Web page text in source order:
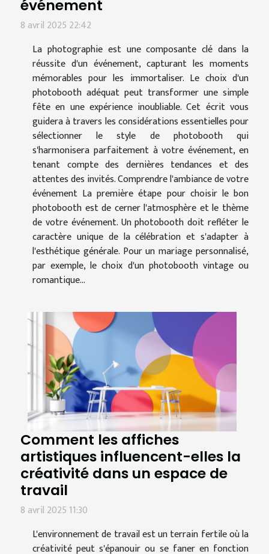
événement
8 avril 2025 22:42
La photographie est une composante clé dans la
réussite d'un événement, capturant les moments
mémorables pour les immortaliser. Le choix d'un
photobooth adéquat peut transformer une simple
fête en une expérience inoubliable. Cet écrit vous
guidera à travers les considérations essentielles pour
sélectionner le style de photobooth qui
s'harmonisera parfaitement à votre événement, en
tenant compte des dernières tendances et des
attentes des invités. Comprendre l'ambiance de votre
événement La première étape pour choisir le bon
photobooth est de cerner l'atmosphère et le thème
de votre événement. Un photobooth doit refléter le
caractère unique de la célébration et s'adapter à
l'esthétique générale. Pour un mariage personnalisé,
par exemple, le choix d'un photobooth vintage ou
romantique...
Comment les affiches
artistiques influencent-elles la
créativité dans un espace de
travail
8 avril 2025 11:30
L'environnement de travail est un terrain fertile où la
créativité peut s'épanouir ou se faner en fonction